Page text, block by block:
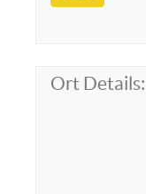
Ort Details: